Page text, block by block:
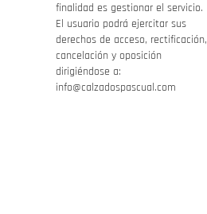
finalidad es gestionar el servicio.
El usuario podrá ejercitar sus
derechos de acceso, rectificación,
cancelación y oposición
dirigiéndose a:
info@calzadospascual.com